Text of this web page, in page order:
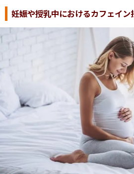
妊娠や授乳中におけるカフェイン